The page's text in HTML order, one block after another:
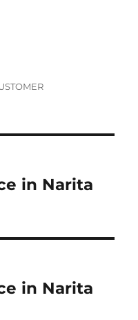
in Narita
in Narita